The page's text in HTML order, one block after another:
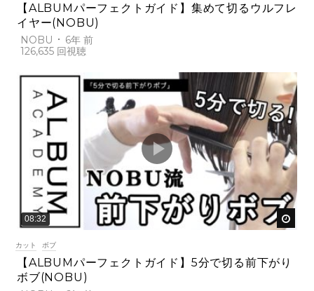
【ALBUMパーフェクトガイド】集めて切るウルフレ
イヤー(NOBU)
NOBU
6年 前
126,635
08:32
カット ボブ
【ALBUMパーフェクトガイド】5分で切る前下がり
ボブ(NOBU)